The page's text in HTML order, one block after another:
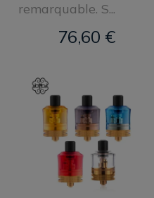
remarquable. S...
76,60 €